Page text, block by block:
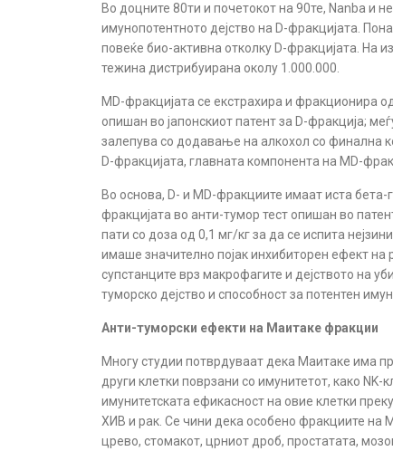
Во доцните 80ти и почетокот на 90те, Nanba и
имунопотентното дејство на D-фракцијата.
повеќе био-активна отколку D-фракцијата. На
тежина дистрибуирана околу 1.000.000.
MD-фракцијата се екстрахира и фракционира
опишан во јапонскиот патент за D-фракција;
залепува со додавање на алкохол со финална
D-фракцијата, главната компонента на MD-
Во основа, D- и MD-фракциите имаат иста
фракцијата во анти-тумор тест опишан во
пати со доза од 0,1 мг/кг за да се испита
имаше значително појак инхибиторен ефект на
супстанците врз макрофагите и дејството на
туморско дејство и способност за потентен
Анти-туморски ефекти на Маитаке фракции
Многу студии потврдуваат дека Маитаке има
други клетки поврзани со имунитетот, како
имунитетската ефикасност на овие клетки
ХИВ и рак. Се чини дека особено фракциите на
црево, стомакот, црниот дроб, простатата,